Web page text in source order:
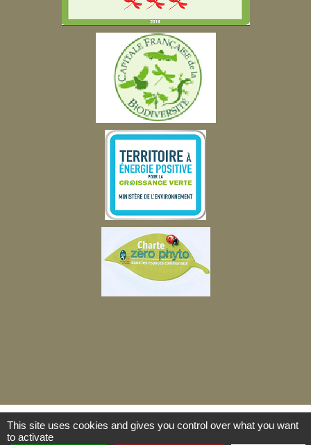
This site uses cookies and gives you control over what you want
to activate